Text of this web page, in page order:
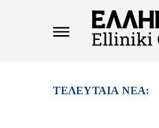
ΤΕΛΕΥΤΑΊΑ ΝΈΑ: